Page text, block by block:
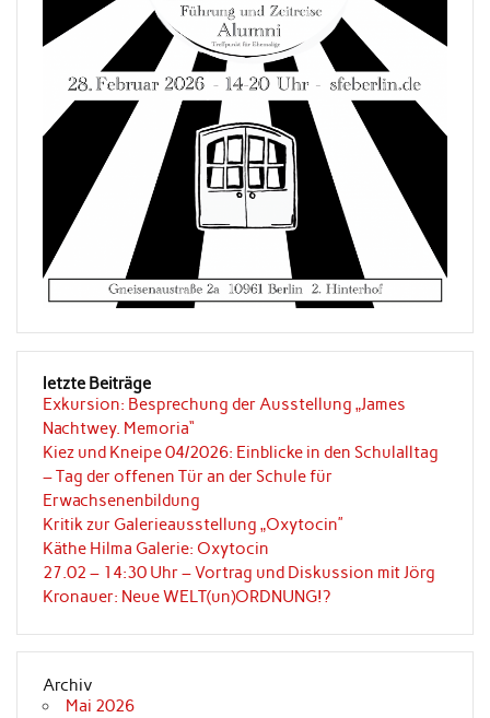
letzte Beiträge
Exkursion: Besprechung der Ausstellung „James
Nachtwey. Memoria“
Kiez und Kneipe 04/2026: Einblicke in den Schulalltag
– Tag der offenen Tür an der Schule für
Erwachsenenbildung
Kritik zur Galerieausstellung „Oxytocin”
Käthe Hilma Galerie: Oxytocin
27.02 – 14:30 Uhr – Vortrag und Diskussion mit Jörg
Kronauer: Neue WELT(un)ORDNUNG!?
Archiv
Mai 2026